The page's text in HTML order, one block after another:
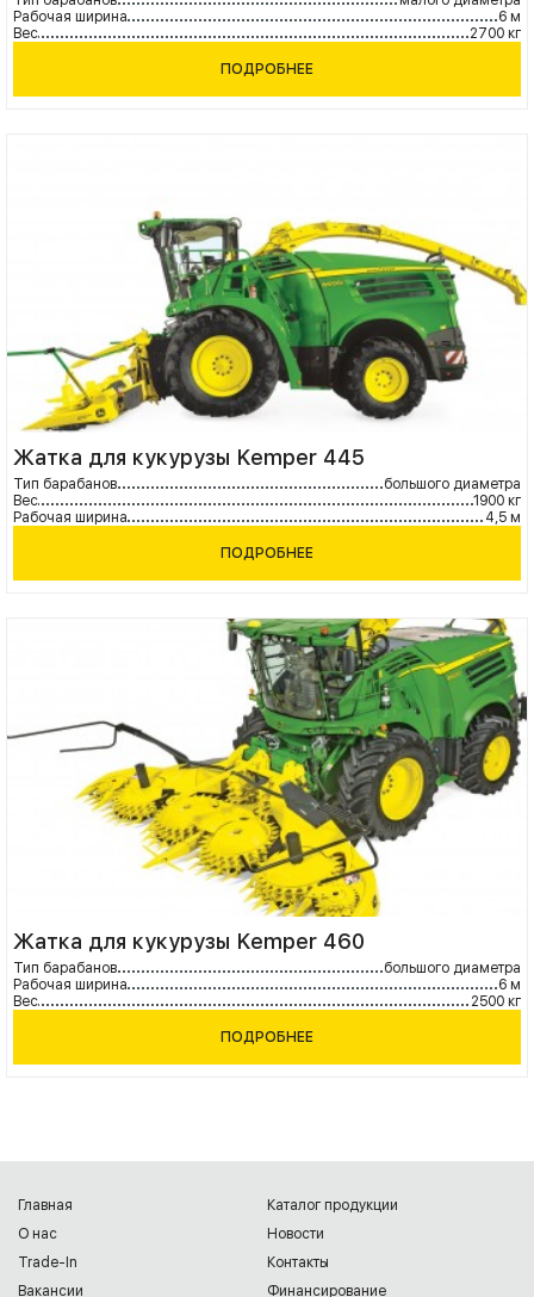
Рабочая ширина
6 м
Вес
2700 кг
ПОДРОБНЕЕ
Жатка для кукурузы Kemper 445
Тип барабанов
большого диаметра
Вес
1900 кг
Рабочая ширина
4,5 м
ПОДРОБНЕЕ
Жатка для кукурузы Kemper 460
Тип барабанов
большого диаметра
Рабочая ширина
6 м
Вес
2500 кг
ПОДРОБНЕЕ
Главная
Каталог продукции
О нас
Новости
Trade-In
Контакты
Вакансии
Финансирование